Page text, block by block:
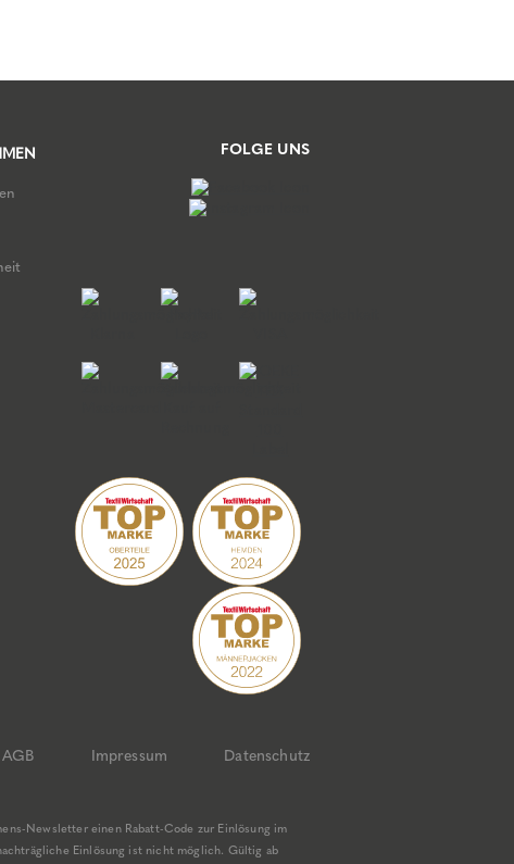
FOLGE UNS
AGB Impressum Datenschutz
Newsletter einen Rabatt-Code zur Einlösung im
Einlösung ist nicht möglich. Gültig ab